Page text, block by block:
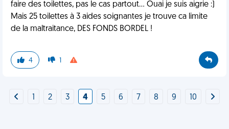
faire des toilettes, pas le cas partout... Ouai je suis aigrie :)
Mais 25 toilettes à 3 aides soignantes je trouve ca limite
de la maltraitance, DES FONDS BORDEL !
4 1
2 3 4 5 6 7 8 9 10